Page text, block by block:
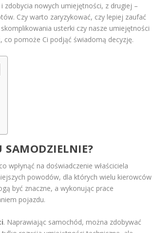
zdobycia nowych umiejętności, z drugiej –
Czy warto zaryzykować, czy lepiej zaufać
usterki czy nasze umiejętności
pomoże Ci podjąć świadomą decyzję.
SAMODZIELNIE?
wpłynąć na doświadczenie właściciela
powodów, dla których wielu kierowców
być znaczne, a wykonując prace
pojazdu.
. Naprawiając samochód, można zdobywać